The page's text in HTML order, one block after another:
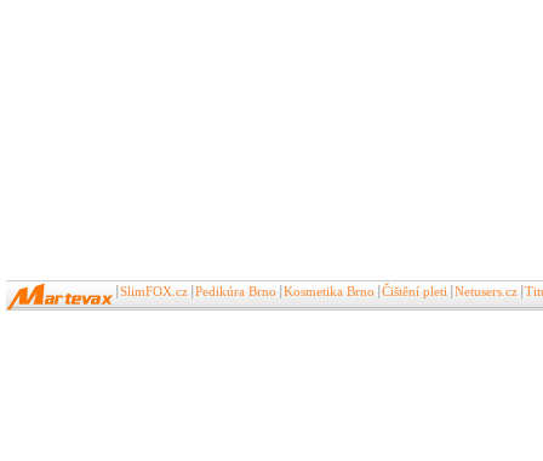
SlimFOX.cz Pedikúra Brno Kosmetika Brno Čištění pleti Netusers.cz